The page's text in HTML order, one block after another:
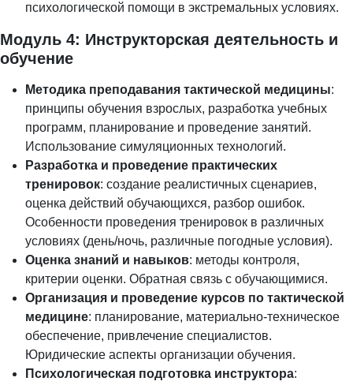
психологической помощи в экстремальных условиях.
Модуль 4: Инструкторская деятельность и
обучение
Методика преподавания тактической медицины:
принципы обучения взрослых, разработка учебных
программ, планирование и проведение занятий.
Использование симуляционных технологий.
Разработка и проведение практических
тренировок: создание реалистичных сценариев,
оценка действий обучающихся, разбор ошибок.
Особенности проведения тренировок в различных
условиях (день/ночь, различные погодные условия).
Оценка знаний и навыков: методы контроля,
критерии оценки. Обратная связь с обучающимися.
Организация и проведение курсов по тактической
медицине: планирование, материально-техническое
обеспечение, привлечение специалистов.
Юридические аспекты организации обучения.
Психологическая подготовка инструктора: